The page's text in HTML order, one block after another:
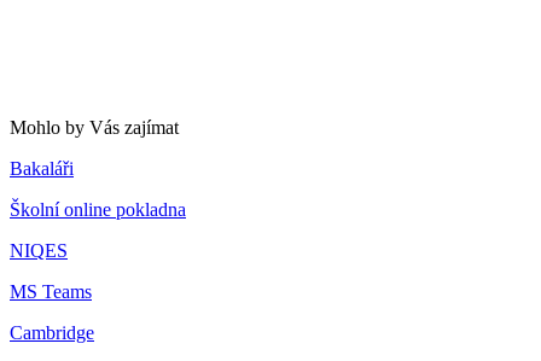
Mohlo by Vás zajímat
Bakaláři
Školní online pokladna
NIQES
MS Teams
Cambridge